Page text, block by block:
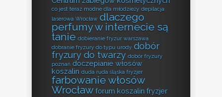
co jest teraz modne dla młodzieży depilacja
laserowa Wrocław dlaczego
perfumy w internecie są
tanie dobieranie fryzur warszawa
dobranie fryzury do typu urody dobór
fryzury do twarzy dobór fryzury
poznań doczepianie włosów
koszalin duda ruda śląska fryzjer
farbowanie włosów
Wrocław forum koszalin fryzjer